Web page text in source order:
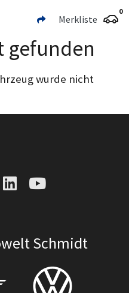
Merkliste
0
gefunden
wurde nicht
Schmidt auf
Autowelt Schmidt
AutoweltAutowelt
Schmidt